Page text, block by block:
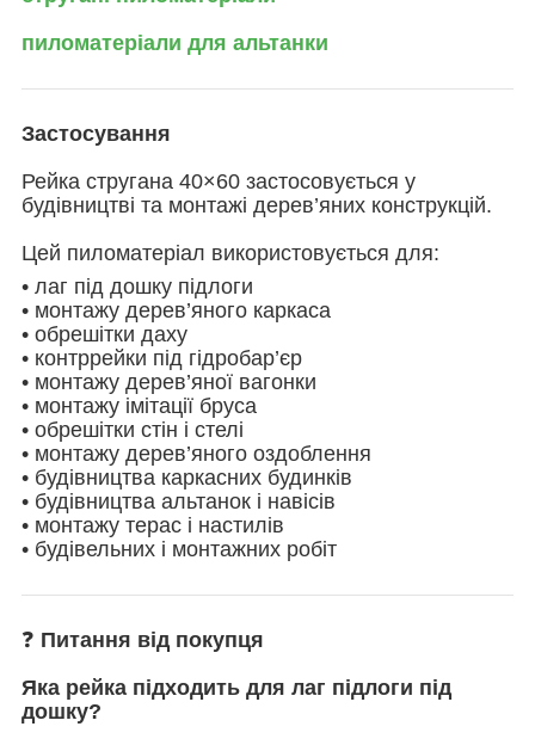
пиломатеріали для альтанки
Застосування
Рейка стругана 40×60 застосовується у
будівництві та монтажі дерев’яних конструкцій.
Цей пиломатеріал використовується для:
• лаг під дошку підлоги
• монтажу дерев’яного каркаса
• обрешітки даху
• контррейки під гідробар’єр
• монтажу дерев’яної вагонки
• монтажу імітації бруса
• обрешітки стін і стелі
• монтажу дерев’яного оздоблення
• будівництва каркасних будинків
• будівництва альтанок і навісів
• монтажу терас і настилів
• будівельних і монтажних робіт
❓ Питання від покупця
Яка рейка підходить для лаг підлоги під
дошку?